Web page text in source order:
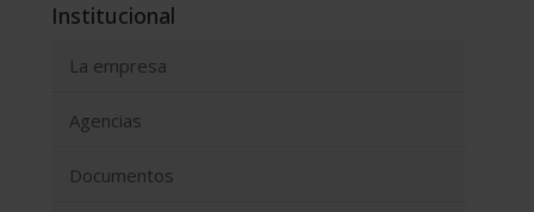
Institucional
La empresa
Agencias
Documentos